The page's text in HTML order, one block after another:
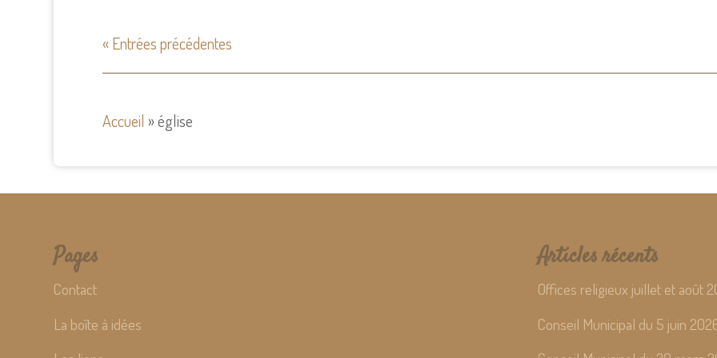
« Entrées précédentes
Accueil »église
Pages
Contact
La boîte à idées
Articles récents
Offices religieux juillet et août
Conseil Municipal du 5 juin